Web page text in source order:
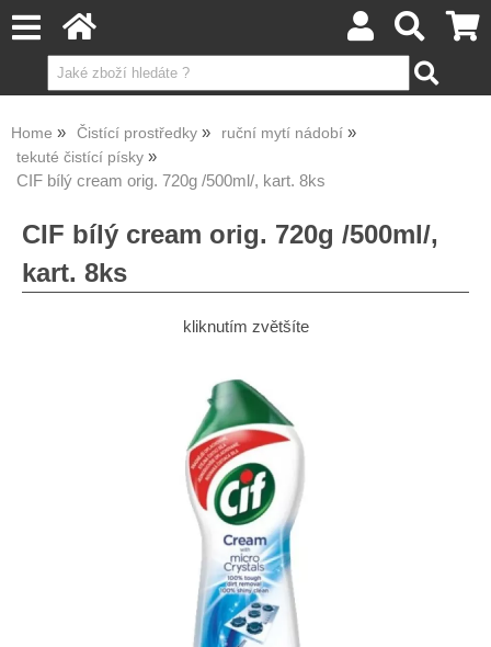
Home Čistící prostředky
ruční mytí nádobí
tekuté čistící písky
CIF bílý cream orig. 720g /500ml/, kart. 8ks
CIF bílý cream orig. 720g /500ml/,
kart. 8ks
kliknutím zvětšíte